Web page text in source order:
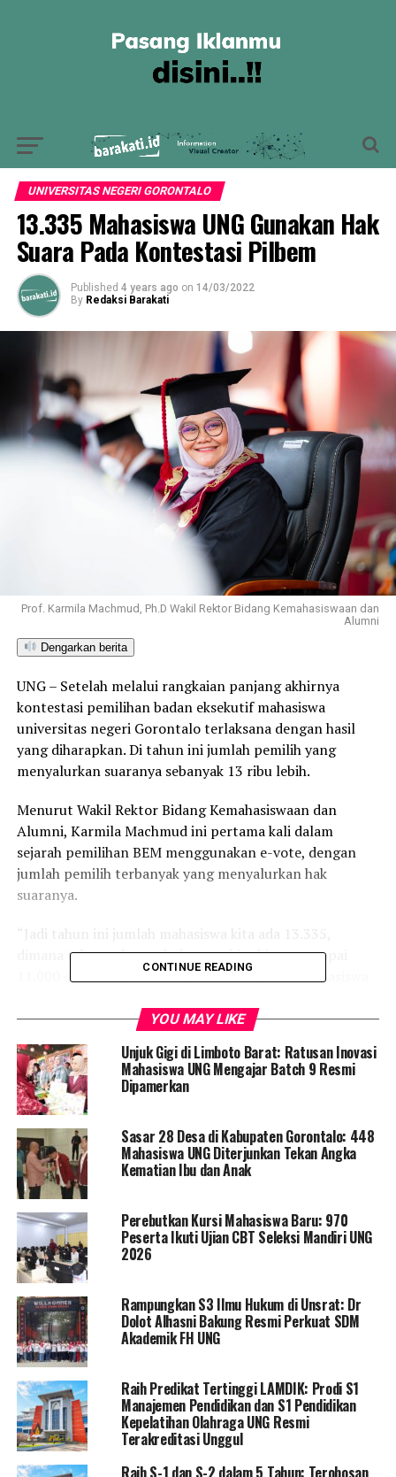
UNIVERSITAS NEGERI GORONTALO
13.335 Mahasiswa UNG Gunakan Hak
Suara Pada Kontestasi Pilbem
Published 4 years ago on 14/03/2022
By Redaksi Barakati
Prof. Karmila Machmud, Ph.D Wakil Rektor Bidang Kemahasiswaan dan
Alumni
Dengarkan berita
UNG – Setelah melalui rangkaian panjang akhirnya
kontestasi pemilihan badan eksekutif mahasiswa
universitas negeri Gorontalo terlaksana dengan hasil
yang diharapkan. Di tahun ini jumlah pemilih yang
menyalurkan suaranya sebanyak 13 ribu lebih.
Menurut Wakil Rektor Bidang Kemahasiswaan dan
Alumni, Karmila Machmud ini pertama kali dalam
sejarah pemilihan BEM menggunakan e-vote, dengan
jumlah pemilih terbanyak yang menyalurkan hak
suaranya.
“Jadi tahun ini jumlah mahasiswa kita ada 13.335,
dimana tahun tahun sebelumnya kita bisa mencapai
11.000 dan hampir 12.000, ini menunjukkan mahasiswa
menentukan siapa yang akan memimpin presiden dan
wakil presiden BEM kedepannya,” Terang Karmila.
Banyaknya pemilih yang berpartisipasi pada pemilihan
kali ini tak lepas dari sistem yang diterapkan oleh pihak
kampus, dimana keseluruhan mahasiswa yang terdaftar
aktif bisa melakukan pemilihan meskipun tak datang ke
kampus.
Diakui Karmila ini bisa menjadi salah satu penyebab,
karena mahasiswa lebih mudah untuk menggunakan hak
pilihnya dengan bijak dan bertanggungjawab meskipun
berada dalam rumah ataupun dilakukan dalam kondisi
tiduran.
Sementara itu, untuk disisa waktu yang kurang lebih
sembilan bulan yang akan datang sinkronisasi program
kerja BEM terpilih dengan program kerja di Universitas
Negeri Gorontalo sangat diharapkan.
“Mudah-mudahan mereka bisa segera menyesuaikan
dengan seluruh program yang ditetapkan oleh
Universitas Negeri Gorontalo,” Ungkapnya.
CONTINUE READING
YOU MAY LIKE
Unjuk Gigi di Limboto Barat: Ratusan Inovasi
Mahasiswa UNG Mengajar Batch 9 Resmi
Dipamerkan
Sasar 28 Desa di Kabupaten Gorontalo: 448
Mahasiswa UNG Diterjunkan Tekan Angka
Kematian Ibu dan Anak
Perebutkan Kursi Mahasiswa Baru: 970
Peserta Ikuti Ujian CBT Seleksi Mandiri UNG
2026
Rampungkan S3 Ilmu Hukum di Unsrat: Dr
Dolot Alhasni Bakung Resmi Perkuat SDM
Akademik FH UNG
Raih Predikat Tertinggi LAMDIK: Prodi S1
Manajemen Pendidikan dan S1 Pendidikan
Kepelatihan Olahraga UNG Resmi
Terakreditasi Unggul
Raih S-1 dan S-2 dalam 5 Tahun: Terobosan